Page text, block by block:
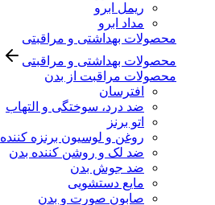
ریمل ابرو
مداد ابرو
محصولات بهداشتی و مراقبتی
محصولات بهداشتی و مراقبتی
محصولات مراقبت از بدن
افترسان
ضد درد، سوختگی و التهاب
اتو برنز
روغن و لوسیون برنزه کننده
ضد لک و روشن کننده بدن
ضد جوش بدن
مایع دستشویی
صابون صورت و بدن